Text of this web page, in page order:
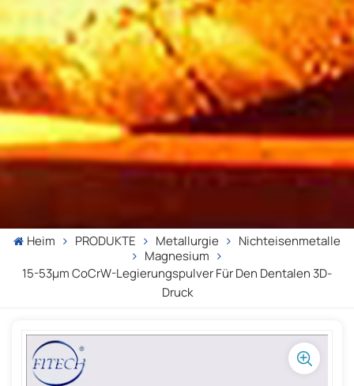
Heim PRODUKTE Metallurgie
Nichteisenmetalle
Magnesium
15-53µm CoCrW-Legierungspulver Für Den Dentalen 3D-
Druck